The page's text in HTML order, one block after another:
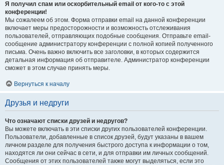
Я получил спам или оскорбительный email от кого-то с этой
конференции!
Мы сожалеем об этом. Форма отправки email на данной конференции
включает меры предосторожности и возможность отслеживания
пользователей, отправляющих подобные сообщения. Отправьте email-
сообщение администратору конференции с полной копией полученного
письма. Очень важно включить все заголовки, в которых содержится
детальная информация об отправителе. Администратор конференции
сможет в этом случае принять меры.
Вернуться к началу
Друзья и недруги
Что означают списки друзей и недругов?
Вы можете включать в эти списки других пользователей конференции.
Пользователи, добавленные в список друзей, будут указаны в вашем
личном разделе для получения быстрого доступа к информации о том,
находятся ли они сейчас в сети, и для отправки им личных сообщений.
Сообщения от этих пользователей также могут выделяться, если это